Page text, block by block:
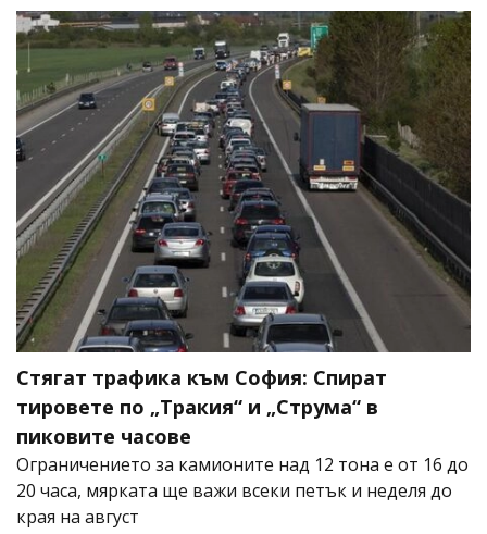
Стягат трафика към София: Спират
тировете по „Тракия“ и „Струма“ в
пиковите часове
Ограничението за камионите над 12 тона е от 16 до
20 часа, мярката ще важи всеки петък и неделя до
края на август